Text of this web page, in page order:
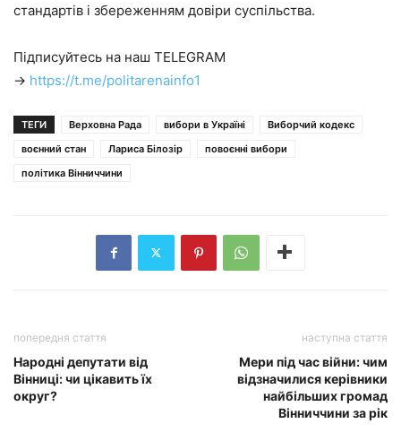
стандартів і збереженням довіри суспільства.
Підписуйтесь на наш TELEGRAM
→ https://t.me/politarenainfo1
ТЕГИ Верховна Рада вибори в Україні
Виборчий кодекс
воєнний стан
Лариса Білозір
повоєнні вибори
політика Вінниччини
попередня стаття
Народні депутати від
Вінниці: чи цікавить їх
округ?
наступна стаття
Мери під час війни: чим
відзначилися керівники
найбільших громад
Вінниччини за рік